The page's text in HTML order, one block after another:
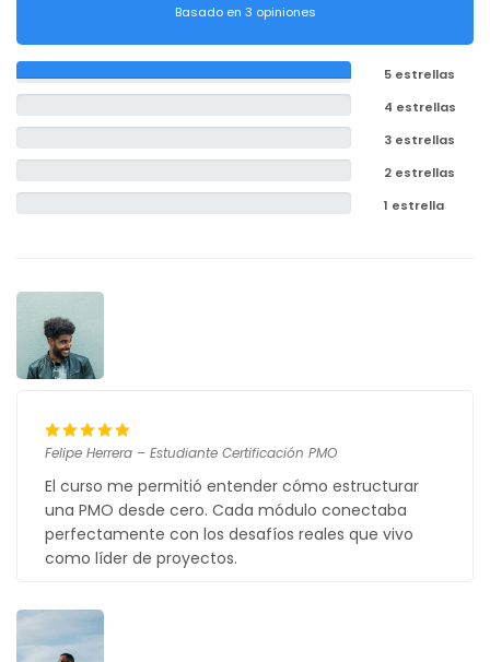
Basado en 3 opiniones
5 estrellas
4 estrellas
3 estrellas
2 estrellas
1 estrella
Felipe Herrera – Estudiante Certificación PMO
El curso me permitió entender cómo estructurar
una PMO desde cero. Cada módulo conectaba
perfectamente con los desafíos reales que vivo
como líder de proyectos.